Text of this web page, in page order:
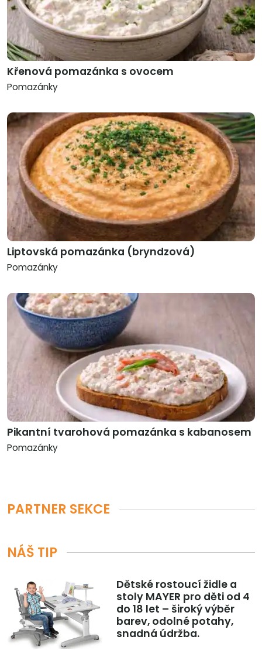
Křenová pomazánka s ovocem
Pomazánky
Liptovská pomazánka (bryndzová)
Pomazánky
Pikantní tvarohová pomazánka s kabanosem
Pomazánky
PARTNER SEKCE
NÁŠ TIP
Dětské rostoucí židle a
stoly MAYER pro děti od 4
do 18 let – široký výběr
barev, odolné potahy,
snadná údržba.